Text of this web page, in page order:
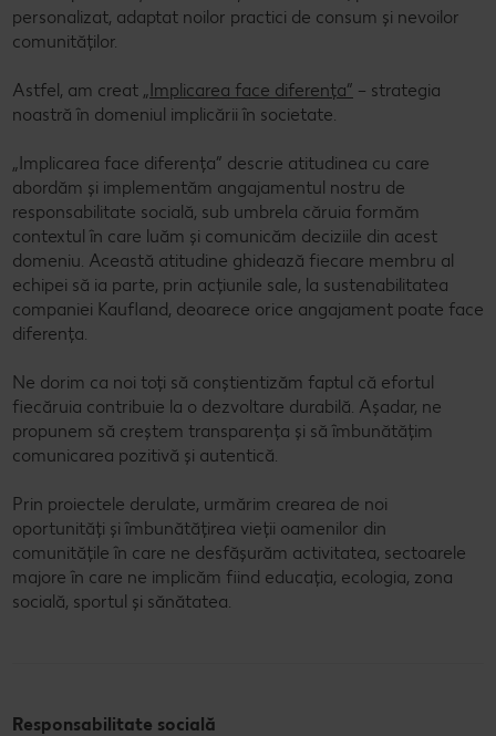
personalizat, adaptat noilor practici de consum și nevoilor
comunităților.
Astfel, am creat „Implicarea face diferența” – strategia
noastră în domeniul implicării în societate.
„Implicarea face diferența” descrie atitudinea cu care
abordăm și implementăm angajamentul nostru de
responsabilitate socială, sub umbrela căruia formăm
contextul în care luăm și comunicăm deciziile din acest
domeniu. Această atitudine ghidează fiecare membru al
echipei să ia parte, prin acțiunile sale, la sustenabilitatea
companiei Kaufland, deoarece orice angajament poate face
diferența.
Ne dorim ca noi toți să conștientizăm faptul că efortul
fiecăruia contribuie la o dezvoltare durabilă. Așadar, ne
propunem să creștem transparența și să îmbunătățim
comunicarea pozitivă și autentică.
Prin proiectele derulate, urmărim crearea de noi
oportunități și îmbunătățirea vieții oamenilor din
comunitățile în care ne desfășurăm activitatea, sectoarele
majore în care ne implicăm fiind educația, ecologia, zona
socială, sportul și sănătatea.
Responsabilitate socială